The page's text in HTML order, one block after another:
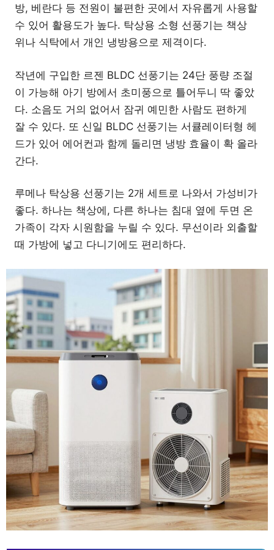
방, 베란다 등 전원이 불편한 곳에서 자유롭게 사용할
수 있어 활용도가 높다. 탁상용 소형 선풍기는 책상
위나 식탁에서 개인 냉방용으로 제격이다.
작년에 구입한 르젠 BLDC 선풍기는 24단 풍량 조절
이 가능해 아기 방에서 초미풍으로 틀어두니 딱 좋았
다. 소음도 거의 없어서 잠귀 예민한 사람도 편하게
잘 수 있다. 또 신일 BLDC 선풍기는 서큘레이터형 헤
드가 있어 에어컨과 함께 돌리면 냉방 효율이 확 올라
간다.
루메나 탁상용 선풍기는 2개 세트로 나와서 가성비가
좋다. 하나는 책상에, 다른 하나는 침대 옆에 두면 온
가족이 각자 시원함을 누릴 수 있다. 무선이라 외출할
때 가방에 넣고 다니기에도 편리하다.